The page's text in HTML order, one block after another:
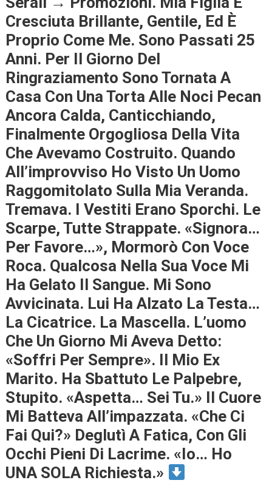
Cresciuta Brillante, Gentile, Ed È
Proprio Come Me. Sono Passati 25
Anni. Per Il Giorno Del
Ringraziamento Sono Tornata A
Casa Con Una Torta Alle Noci Pecan
Ancora Calda, Canticchiando,
Finalmente Orgogliosa Della Vita
Che Avevamo Costruito. Quando
All’improvviso Ho Visto Un Uomo
Raggomitolato Sulla Mia Veranda.
Tremava. I Vestiti Erano Sporchi. Le
Scarpe, Tutte Strappate. «Signora…
Per Favore…», Mormorò Con Voce
Roca. Qualcosa Nella Sua Voce Mi
Ha Gelato Il Sangue. Mi Sono
Avvicinata. Lui Ha Alzato La Testa…
La Cicatrice. La Mascella. L’uomo
Che Un Giorno Mi Aveva Detto:
«soffri Per Sempre». Il Mio Ex
Marito. Ha Sbattuto Le Palpebre,
Stupito. «Aspetta… Sei Tu.» Il Cuore
Mi Batteva All’impazzata. «Che Ci
Fai Qui?» Deglutì A Fatica, Con Gli
Occhi Pieni Di Lacrime. «Io… Ho
UNA SOLA Richiesta.»